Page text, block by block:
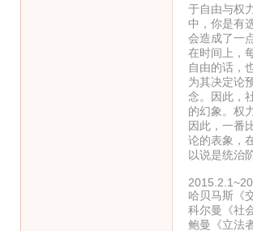
于自由与权
中，你是有
会造成了一
在时间上，
自由的话，
为其决定论
念。因此，
的幻象。权
因此，一番
论的表象，
以说是统治
哈贝马斯《
科尔曼《社
鲍曼《立法